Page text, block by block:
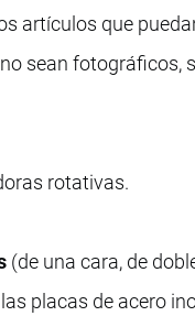
artículos que
sean fotográficos,
rotativas.
(de una cara, de
las placas de acero